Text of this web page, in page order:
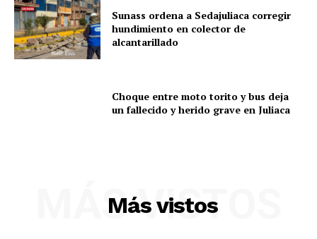
SUSCRIBETE
Diario los Andes
Sunass ordena a Sedajuliaca corregir
hundimiento en colector de
alcantarillado
Choque entre moto torito y bus deja
un fallecido y herido grave en Juliaca
Más vistos
MÁS VISTOS